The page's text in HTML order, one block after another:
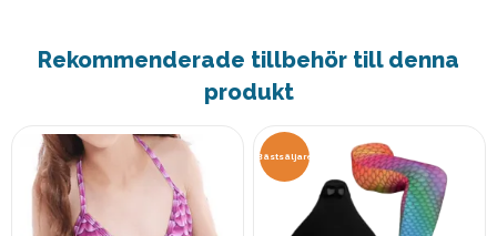
Rekommenderade tillbehör till denna
produkt
Bästsäljare